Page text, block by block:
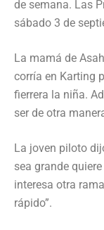
de semana. Las
sábado 3 de
La mamá de
corría en Karting
fierrera la niña.
ser de otra
La joven piloto
sea grande
interesa otra
rápido”.